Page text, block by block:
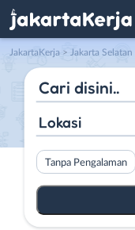
JakartaKerja > Jakarta Selatan
Lokasi
Tanpa Pengalaman